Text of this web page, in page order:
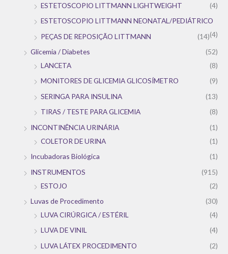
ESTETOSCOPIO LITTMANN LIGHTWEIGHT
(4)
ESTETOSCOPIO LITTMANN NEONATAL/PEDIÁTRICO
(4)
PEÇAS DE REPOSIÇÃO LITTMANN
(14)
Glicemia / Diabetes
(52)
LANCETA
(8)
MONITORES DE GLICEMIA GLICOSÍMETRO
(9)
SERINGA PARA INSULINA
(13)
TIRAS / TESTE PARA GLICEMIA
(8)
INCONTINÊNCIA URINÁRIA
(1)
COLETOR DE URINA
(1)
Incubadoras Biológica
(1)
INSTRUMENTOS
(915)
ESTOJO
(2)
Luvas de Procedimento
(30)
LUVA CIRÚRGICA / ESTÉRIL
(4)
LUVA DE VINIL
(4)
LUVA LÁTEX PROCEDIMENTO
(2)